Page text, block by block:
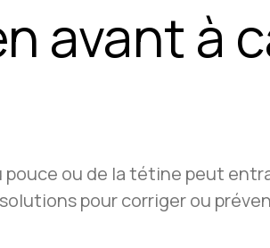
avant à
ou de la tétine peut
pour corriger ou